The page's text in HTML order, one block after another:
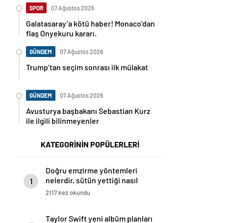
SPOR 07 Ağustos 2026
Galatasaray’a kötü haber! Monaco’dan
flaş Onyekuru kararı.
GÜNDEM 07 Ağustos 2026
Trump’tan seçim sonrası ilk mülakat
GÜNDEM 07 Ağustos 2026
Avusturya başbakanı Sebastian Kurz
ile ilgili bilinmeyenler
KATEGORİNİN POPÜLERLERİ
1
Doğru emzirme yöntemleri
nelerdir, sütün yettiği nasıl
anlaşılır?
2117 kez okundu
Taylor Swift yeni albüm planları